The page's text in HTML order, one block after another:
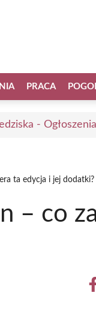
PRACA
-
ta edycja i jej dodatki?
– co